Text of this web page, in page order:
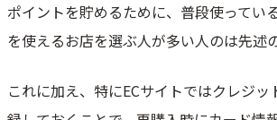
ポイントを貯めるために、普段使ってい
を使えるお店を選ぶ人が多い人のは先述
これに加え、特にECサイトではクレジ